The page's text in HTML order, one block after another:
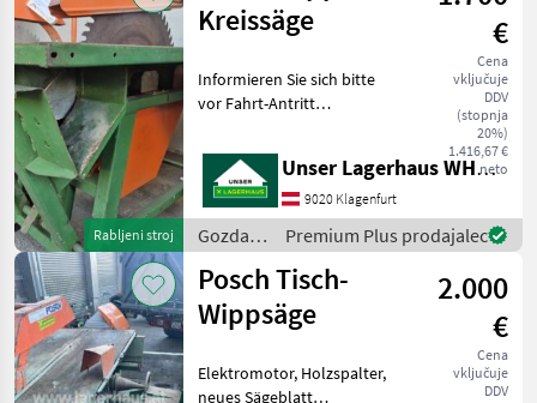
mehanizacija
/ Posch
Rabljeni stroj
Kreissäge
€
Cena
vključuje
DDV
(stopnja
20%)
1.416,67 €
neto
Informieren Sie sich bitte
vor Fahrt-Antritt
von Ihnen angefragte
Maschine aktuell bei uns
am Lager steht. Wir
inserieren auch Maschinen,
die sic
Unser Lagerhaus WHG, Kärnten, Klagenfurt
9020 Klagenfurt
Gozdarska
in
lesarska
mehanizacija
/ Posch
Premium Plus prodajalec
Posch Tisch-
Wippsäge
2.000
€
Cena
vključuje
DDV
Elektromotor, Holzspalter,
neues Sägeblatt